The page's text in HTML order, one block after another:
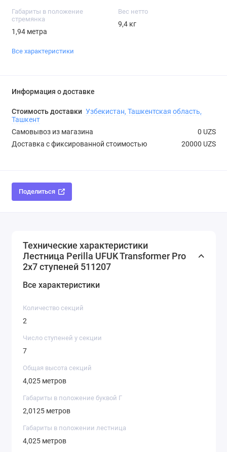
Габариты в положение
стремянка
1,94 метра
Вес нетто
9,4 кг
Все характеристики
Информация о доставке
Стоимость доставки Узбекистан, Ташкентская область,
Ташкент
Самовывоз из магазина
0 UZS
Доставка с фиксированной стоимостью
20000 UZS
Поделиться
Технические характеристики
Лестница Perilla UFUK Transformer Pro
2х7 ступеней 511207
Все характеристики
Количество секций
2
Число ступеней у секции
7
Общая высота секций
4,025 метров
Габариты в положение буквой Г
2,0125 метров
Габариты в положении лестница
4,025 метров